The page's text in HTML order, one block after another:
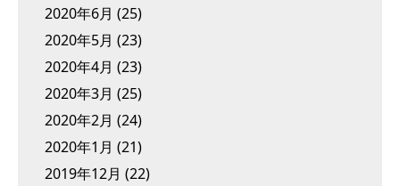
2020年6月 (25)
2020年5月 (23)
2020年4月 (23)
2020年3月 (25)
2020年2月 (24)
2020年1月 (21)
2019年12月 (22)